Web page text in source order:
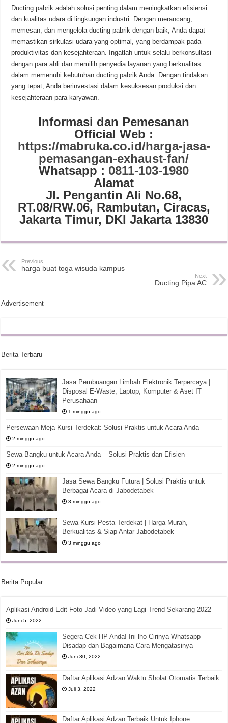
Ducting pabrik adalah solusi penting dalam meningkatkan efisiensi
dan kualitas udara di lingkungan industri. Dengan merancang,
memesan, dan mengelola ducting pabrik dengan baik, Anda dapat
memastikan sirkulasi udara yang optimal, yang berdampak pada
produktivitas dan kesejahteraan. Ingatlah untuk selalu berkonsultasi
dengan para ahli dan memilih penyedia layanan yang berkualitas
dalam memenuhi kebutuhan ducting pabrik Anda. Dengan tindakan
yang tepat, Anda berinvestasi dalam kesuksesan produksi dan
kesejahteraan para karyawan.
Informasi dan Pemesanan
Official Web :
https://mabruka.co.id/harga-jasa-
pemasangan-exhaust-fan/
Whatsapp : 0811-103-1980
Alamat
Jl. Pengantin Ali No.68,
RT.08/RW.06, Rambutan, Ciracas,
Jakarta Timur, DKI Jakarta 13830
Previous
harga buat toga wisuda kampus
Next
Ducting Pipa AC
Advertisement
Berita Terbaru
Jasa Pembuangan Limbah Elektronik Terpercaya |
Disposal E-Waste, Laptop, Komputer & Aset IT
Perusahaan
1 minggu ago
Persewaan Meja Kursi Terdekat: Solusi Praktis untuk Acara Anda
2 minggu ago
Sewa Bangku untuk Acara Anda – Solusi Praktis dan Efisien
2 minggu ago
Jasa Sewa Bangku Futura | Solusi Praktis untuk
Berbagai Acara di Jabodetabek
3 minggu ago
Sewa Kursi Pesta Terdekat | Harga Murah,
Berkualitas & Siap Antar Jabodetabek
3 minggu ago
Berita Popular
Aplikasi Android Edit Foto Jadi Video yang Lagi Trend Sekarang 2022
Juni 5, 2022
Segera Cek HP Anda! Ini lho Cirinya Whatsapp
Disadap dan Bagaimana Cara Mengatasinya
Juni 30, 2022
Daftar Aplikasi Adzan Waktu Sholat Otomatis Terbaik
Juli 3, 2022
Daftar Aplikasi Adzan Terbaik Untuk Iphone